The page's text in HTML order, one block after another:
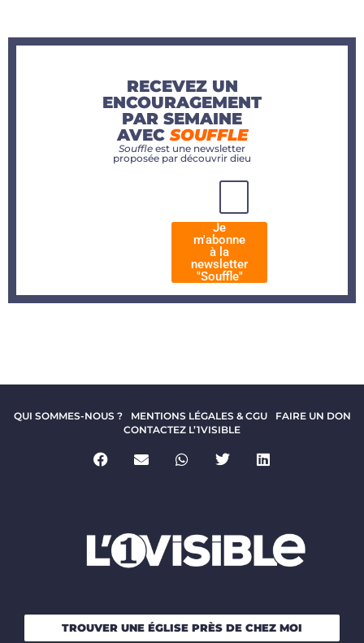
RECEVEZ UN
ENCOURAGEMENT
PAR SEMAINE
AVECSOUFFLE
Souffle est une newsletter
proposée par découvrir dieu
Je
m'abonne
à la
newsletter
"Souffle"
QUI SOMMES-NOUS ? MENTIONS LÉGALES & CGU
FAIRE UN DON
CONTACTEZ L’1VISIBLE
TROUVER UNE ÉGLISE PRÈS DE CHEZ MOI